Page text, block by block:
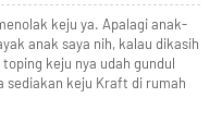
keju ya. Apalagi anak-
anak saya nih, kalau dikasih
keju nya udah gundul
sediakan keju Kraft di rumah